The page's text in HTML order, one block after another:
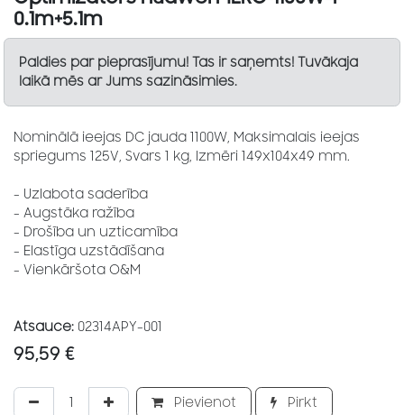
0.1m+5.1m
Paldies par pieprasījumu! Tas ir saņemts! Tuvākaja
laikā mēs ar Jums sazināsimies.
Nominālā ieejas DC jauda 1100W, Maksimalais ieejas
spriegums 125V, Svars 1 kg, Izmēri 149x104x49 mm.
- Uzlabota saderība
- Augstāka ražība
- Drošība un uzticamība
- Elastīga uzstādīšana
- Vienkāršota O&M
Atsauce: 02314APY-001
95,59 €
Pievienot Pirkt